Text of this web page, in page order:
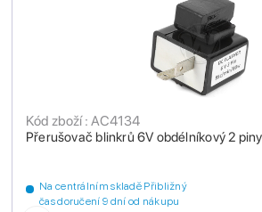
Přerušovač blinkrů 6V obdélníkový 2 piny
Kód zboží : AC4134
Na centrálním skladě Přibližný
čas doručení 9 dní od nákupu